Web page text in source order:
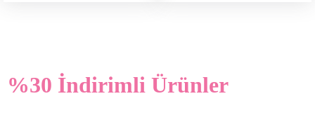
%30 İndirimli Ürünler